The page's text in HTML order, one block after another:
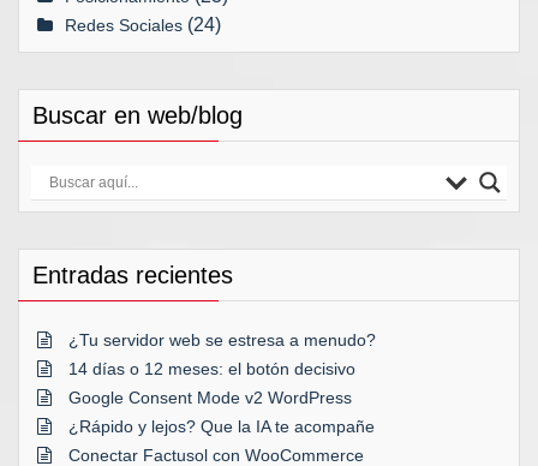
Redes Sociales (24)
Buscar en web/blog
Entradas recientes
¿Tu servidor web se estresa a menudo?
14 días o 12 meses: el botón decisivo
Google Consent Mode v2 WordPress
¿Rápido y lejos? Que la IA te acompañe
Conectar Factusol con WooCommerce